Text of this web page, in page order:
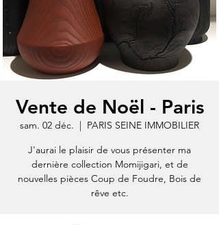
Vente de Noël - Paris
sam. 02 déc.
  |
PARIS SEINE IMMOBILIER
J'aurai le plaisir de vous présenter ma
dernière collection Momijigari, et de
nouvelles pièces Coup de Foudre, Bois de
rêve etc.